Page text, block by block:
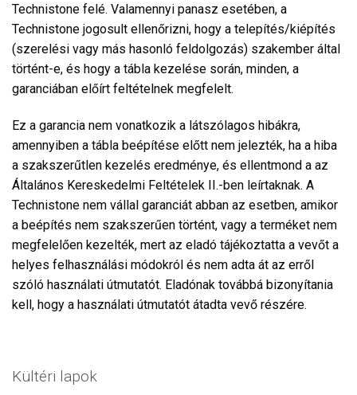
Technistone felé. Valamennyi panasz esetében, a
Technistone jogosult ellenőrizni, hogy a telepítés/kiépítés
(szerelési vagy más hasonló feldolgozás) szakember által
történt-e, és hogy a tábla kezelése során, minden, a
garanciában előírt feltételnek megfelelt.
Ez a garancia nem vonatkozik a látszólagos hibákra,
amennyiben a tábla beépítése előtt nem jelezték, ha a hiba
a szakszerűtlen kezelés eredménye, és ellentmond a az
Általános Kereskedelmi Feltételek II.-ben leírtaknak. A
Technistone nem vállal garanciát abban az esetben, amikor
a beépítés nem szakszerűen történt, vagy a terméket nem
megfelelően kezelték, mert az eladó tájékoztatta a vevőt a
helyes felhasználási módokról és nem adta át az erről
szóló használati útmutatót. Eladónak továbbá bizonyítania
kell, hogy a használati útmutatót átadta vevő részére.
Kültéri lapok